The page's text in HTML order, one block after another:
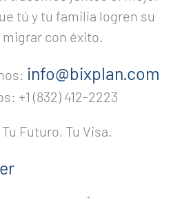
tú y tu familia logren su
con éxito.
info@bixplan.com
+1 (832) 412-2223
Futuro, Tu Visa.